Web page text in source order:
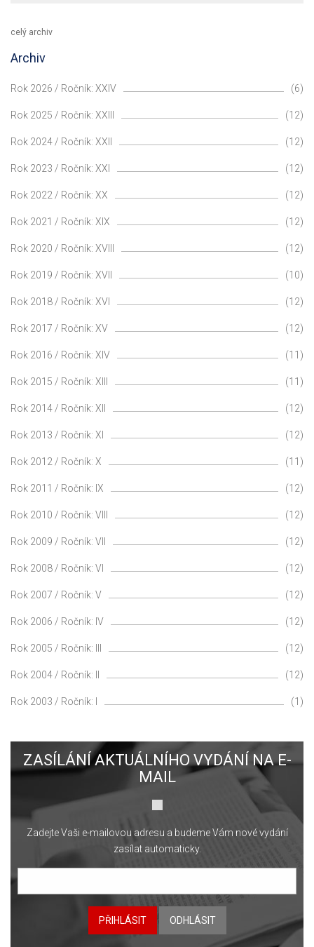
celý archiv
Archiv
Rok 2026 / Ročník: XXIV (6)
Rok 2025 / Ročník: XXIII (12)
Rok 2024 / Ročník: XXII (12)
Rok 2023 / Ročník: XXI (12)
Rok 2022 / Ročník: XX (12)
Rok 2021 / Ročník: XIX (12)
Rok 2020 / Ročník: XVIII (12)
Rok 2019 / Ročník: XVII (10)
Rok 2018 / Ročník: XVI (12)
Rok 2017 / Ročník: XV (12)
Rok 2016 / Ročník: XIV (11)
Rok 2015 / Ročník: XIII (11)
Rok 2014 / Ročník: XII (12)
Rok 2013 / Ročník: XI (12)
Rok 2012 / Ročník: X (11)
Rok 2011 / Ročník: IX (12)
Rok 2010 / Ročník: VIII (12)
Rok 2009 / Ročník: VII (12)
Rok 2008 / Ročník: VI (12)
Rok 2007 / Ročník: V (12)
Rok 2006 / Ročník: IV (12)
Rok 2005 / Ročník: III (12)
Rok 2004 / Ročník: II (12)
Rok 2003 / Ročník: I (1)
ZASÍLÁNÍ AKTUÁLNÍHO VYDÁNÍ NA E-
MAIL
Zadejte Vaši e-mailovou adresu a budeme Vám nové vydání
zasílat automaticky.
PŘIHLÁSIT ODHLÁSIT